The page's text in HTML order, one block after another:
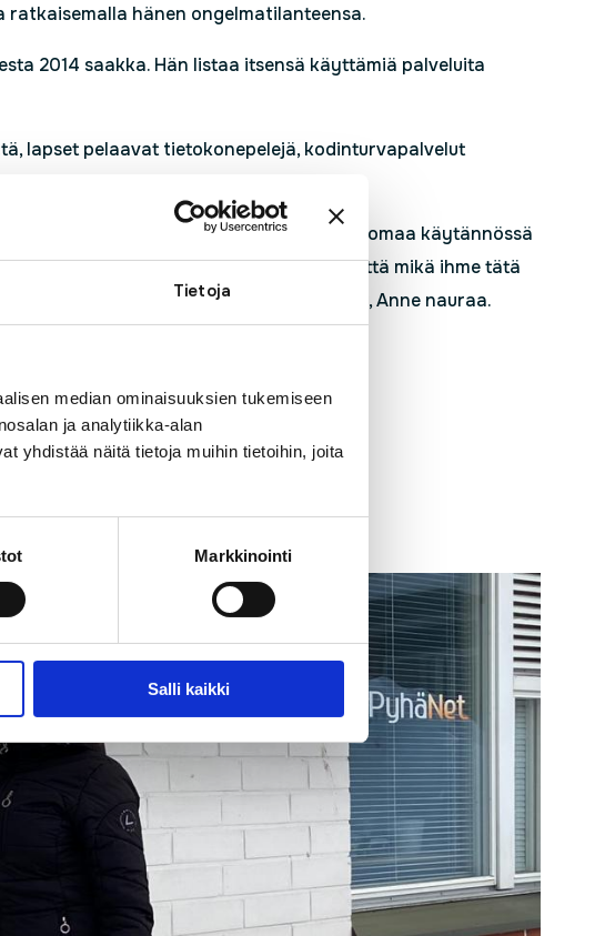
Tietoja
median ominaisuuksien tukemiseen
ja analytiikka-alan
yhdistää näitä tietoja muihin tietoihin, joita
Markkinointi
Salli kaikki
ratkaisemalla hänen ongelmatilanteensa.
2014 saakka. Hän listaa itsensä käyttämiä palveluita
lapset pelaavat tietokonepelejä, kodinturvapalvelut
huomaa arjessa. Toimintavarmuuden huomaa käytännössä
lomalla tai tien päällä saattaa manata, että mikä ihme tätä
ettei käytössä olekaan valokuitua, Anne nauraa.